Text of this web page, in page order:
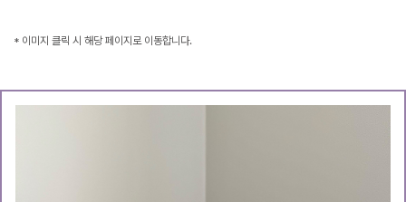
* 이미지 클릭 시 해당 페이지로 이동합니다.